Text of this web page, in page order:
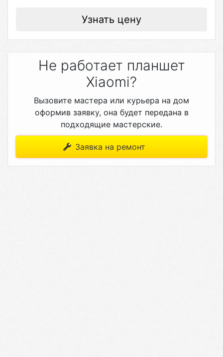
Узнать цену
Не работает планшет
Xiaomi?
Вызовите мастера или курьера на дом
оформив заявку, она будет передана в
подходящие мастерские.
Заявка на ремонт